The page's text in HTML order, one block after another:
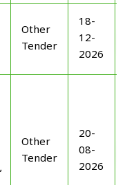
Other
Tender
18-
12-
2026
Other
Tender
20-
08-
2026